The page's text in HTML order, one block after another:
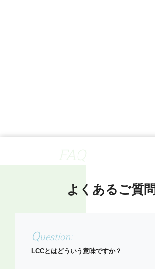
よくあるご質問
LCCとはどういう意味ですか？